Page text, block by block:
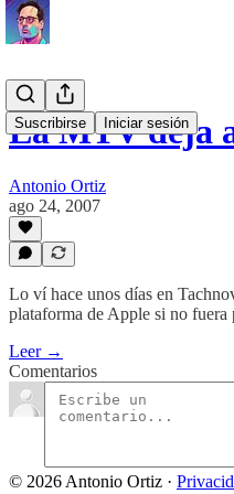
Suscribirse Iniciar sesión
La MTV deja
Antonio Ortiz
ago 24, 2007
Lo ví hace unos días en
plataforma de Apple si no fuera
Leer →
Comentarios
© 2026 Antonio Ortiz ·